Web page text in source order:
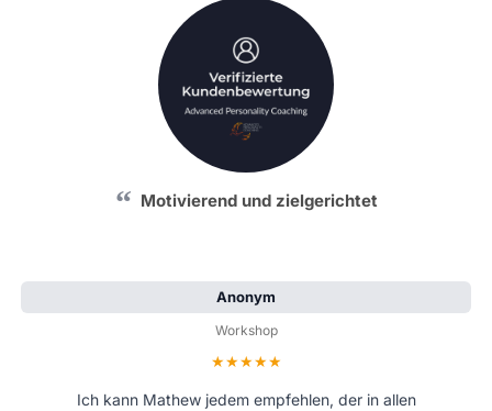
Motivierend und zielgerichtet
Anonym
Workshop
Bewertung: 5 von 5 Sternen
Ich kann Mathew jedem empfehlen, der in allen